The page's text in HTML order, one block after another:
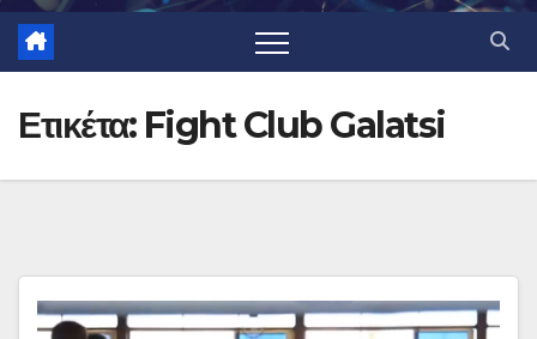
Ετικέτα: Fight Club Galatsi